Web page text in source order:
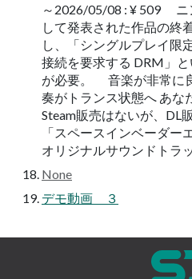
～2026/05/08 : ¥ 509 ニ
して発表された作品の終
し、「シングルプレイ限
接続を要求する DRM」
が必要。 音楽が非常に
奏がトランス状態へ あな
Steam販売はないが、DL
「スペースインベーダー
オリジナルサウンドトラッ
None
デモ動画 ３